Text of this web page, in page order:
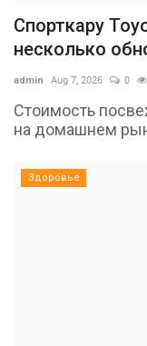
Спорткару
несколько
admin Aug 7, 2026 0
Стоимость
на домашнем
Здоровье